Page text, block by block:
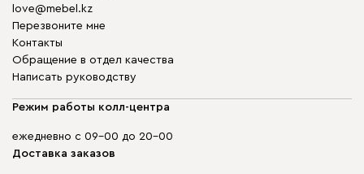
love@mebel.kz
Перезвоните мне
Контакты
Обращение в отдел качества
Написать руководству
Режим работы колл-центра
ежедневно с 09-00 до 20-00
Доставка заказов